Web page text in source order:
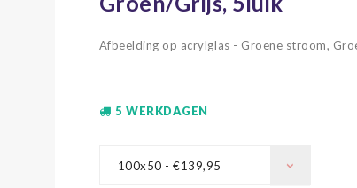
Afbeelding op acrylglas - Groene stroom,
5 WERKDAGEN
100x50 - €139,95